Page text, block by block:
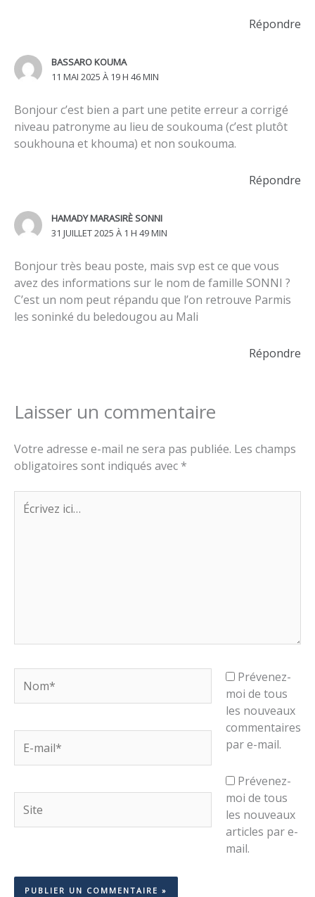
Répondre
BASSARO KOUMA
11 MAI 2025 À 19 H 46 MIN
Bonjour c’est bien a part une petite erreur a corrigé
niveau patronyme au lieu de soukouma (c’est plutôt
soukhouna et khouma) et non soukouma.
Répondre
HAMADY MARASIRÈ SONNI
31 JUILLET 2025 À 1 H 49 MIN
Bonjour très beau poste, mais svp est ce que vous
avez des informations sur le nom de famille SONNI ?
C’est un nom peut répandu que l’on retrouve Parmis
les soninké du beledougou au Mali
Répondre
Laisser un commentaire
Votre adresse e-mail ne sera pas publiée. Les champs
obligatoires sont indiqués avec *
Écrivez
ici…
mail*
Prévenez-
moi de tous
les nouveaux
commentaires
par e-mail.
Prévenez-
moi de tous
les nouveaux
articles par e-
mail.